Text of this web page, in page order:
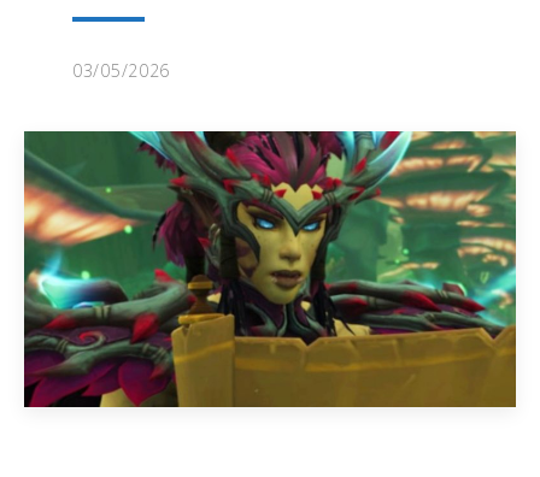
03/05/2026